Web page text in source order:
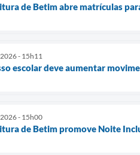
de Betim abre matrículas
- 15h11
escolar deve aumentar
- 15h00
de Betim promove Noite